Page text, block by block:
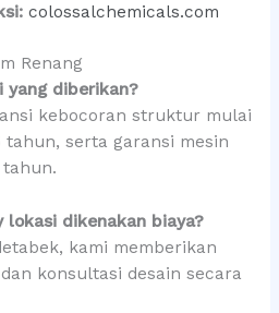
colossalchemicals.com
Renang
yang diberikan?
kebocoran struktur mulai
tahun, serta garansi mesin
lokasi dikenakan biaya?
kami memberikan
konsultasi desain secara